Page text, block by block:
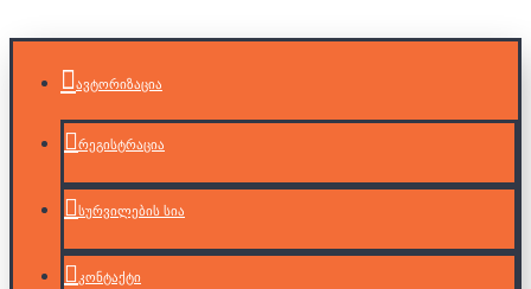
ავტორიზაცია
რეგისტრაცია
სურვილების სია
კონტაქტი